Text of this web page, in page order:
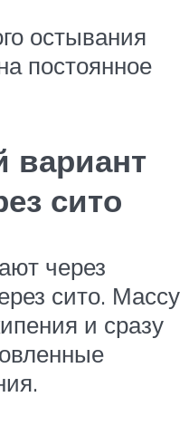
остывания
постоянное
вариант
сито
через
сито. Массу
и сразу